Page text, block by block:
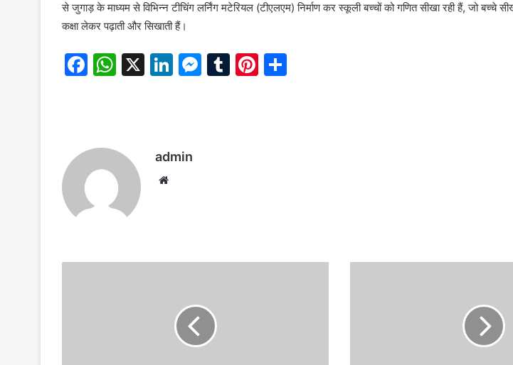
से जुगाड़ के माध्यम से विभिन्न टीचिंग लर्निंग मटेरियल (टीएलएम) निर्माण कर स्कूली बच्चों को गणित सीखा रही हैं, जो बच्चे
कक्षा लेकर पढ़ाती और सिखाती हैं।
F
b
o
o
W
A
p
p
X
Li
dI
M T
Pi
admin
t